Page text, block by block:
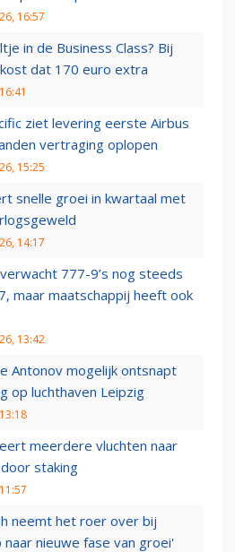
16:57
in de Business Class? Bij
dat 170 euro extra
ziet levering eerste Airbus
vertraging oplopen
15:25
snelle groei in kwartaal met
14:17
777-9’s nog steeds
maar maatschappij heeft ook
13:42
Antonov mogelijk ontsnapt
op luchthaven Leipzig
meerdere vluchten naar
staking
neemt het roer over bij
naar nieuwe fase van groei'